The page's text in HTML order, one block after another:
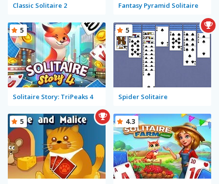
Classic Solitaire 2 Fantasy Pyramid Solitaire
Solitaire Story: TriPeaks 4
5
Spider Solitaire
5
5 4.3